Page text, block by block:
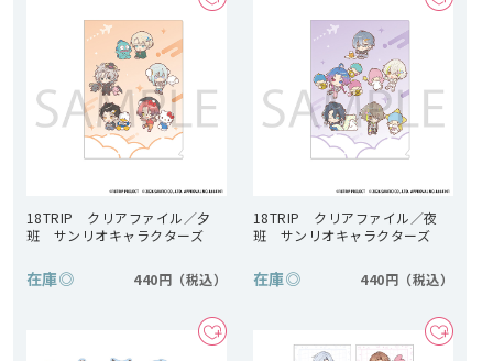
18TRIP クリアファイル／夕
班 サンリオキャラクターズ
在庫◎ 440円
18TRIP クリアファイル／夜
班 サンリオキャラクターズ
在庫◎ 440円